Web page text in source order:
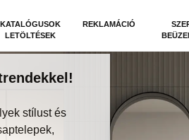
KATALÓGUSOK
LETÖLTÉSEK
REKLAMÁCIÓ
stílust és